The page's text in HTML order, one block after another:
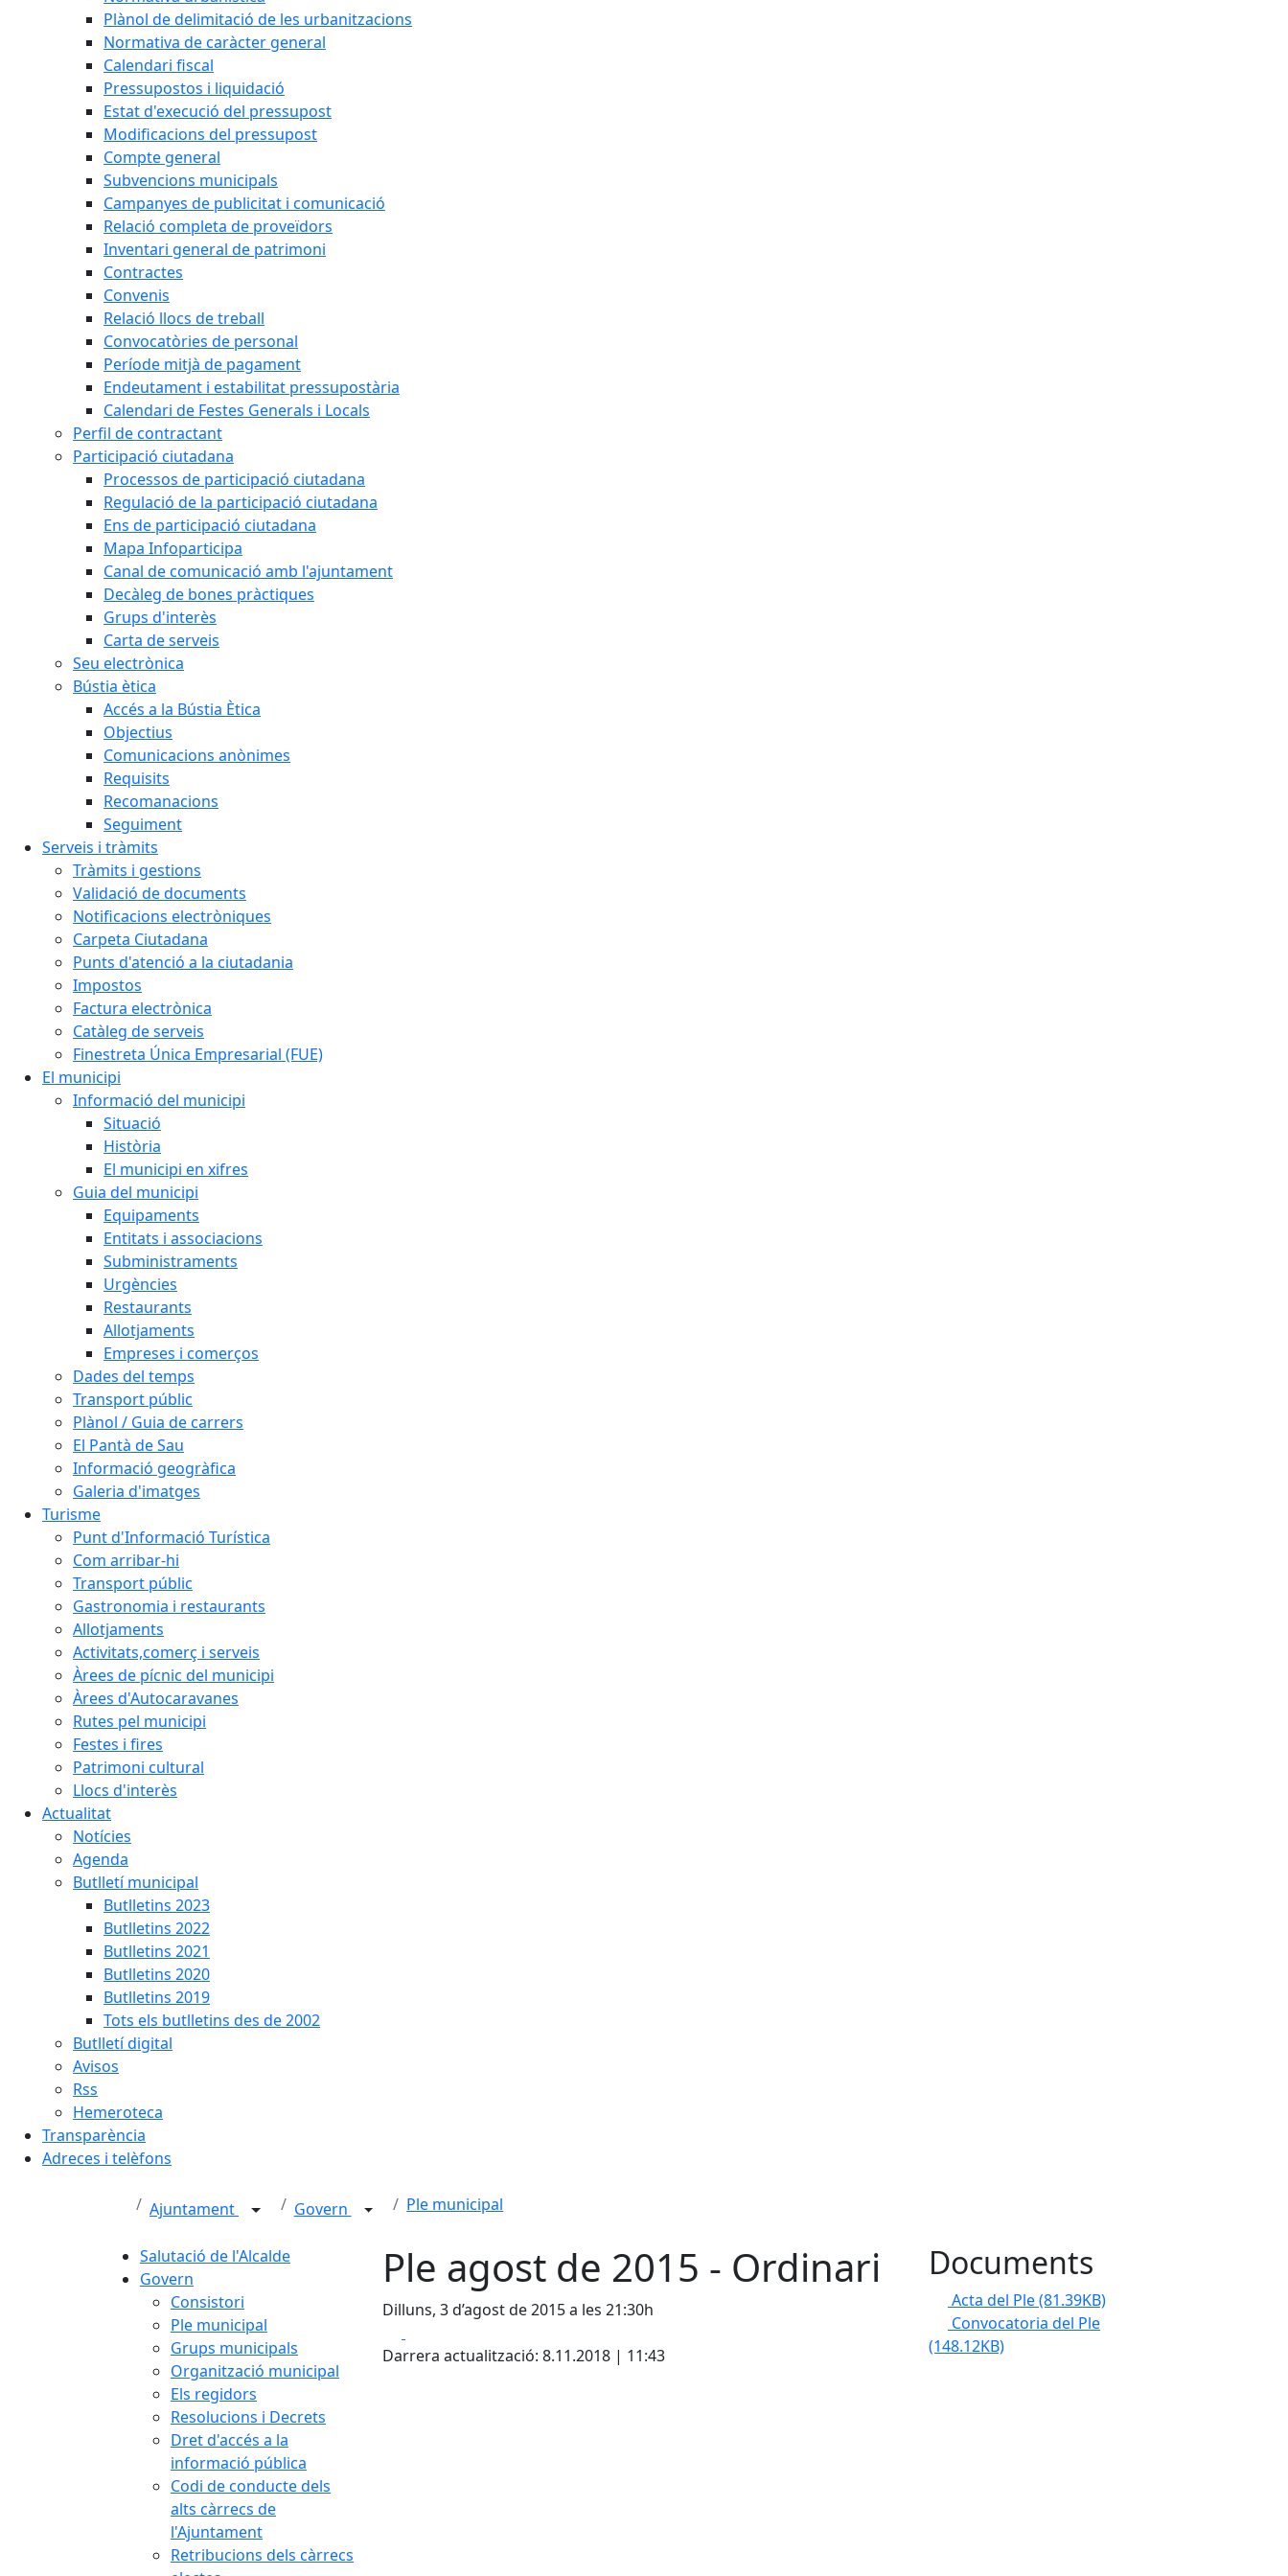
Plànol de delimitació de les urbanitzacions
Normativa de caràcter general
Calendari fiscal
Pressupostos i liquidació
Estat d'execució del pressupost
Modificacions del pressupost
Compte general
Subvencions municipals
Campanyes de publicitat i comunicació
Relació completa de proveïdors
Inventari general de patrimoni
Contractes
Convenis
Relació llocs de treball
Convocatòries de personal
Període mitjà de pagament
Endeutament i estabilitat pressupostària
Calendari de Festes Generals i Locals
Perfil de contractant
Participació ciutadana
Processos de participació ciutadana
Regulació de la participació ciutadana
Ens de participació ciutadana
Mapa Infoparticipa
Canal de comunicació amb l'ajuntament
Decàleg de bones pràctiques
Grups d'interès
Carta de serveis
Seu electrònica
Bústia ètica
Accés a la Bústia Ètica
Objectius
Comunicacions anònimes
Requisits
Recomanacions
Seguiment
Serveis i tràmits
Tràmits i gestions
Validació de documents
Notificacions electròniques
Carpeta Ciutadana
Punts d'atenció a la ciutadania
Impostos
Factura electrònica
Catàleg de serveis
Finestreta Única Empresarial (FUE)
El municipi
Informació del municipi
Situació
Història
El municipi en xifres
Guia del municipi
Equipaments
Entitats i associacions
Subministraments
Urgències
Restaurants
Allotjaments
Empreses i comerços
Dades del temps
Transport públic
Plànol / Guia de carrers
El Pantà de Sau
Informació geogràfica
Galeria d'imatges
Turisme
Punt d'Informació Turística
Com arribar-hi
Transport públic
Gastronomia i restaurants
Allotjaments
Activitats,comerç i serveis
Àrees de pícnic del municipi
Àrees d'Autocaravanes
Rutes pel municipi
Festes i fires
Patrimoni cultural
Llocs d'interès
Actualitat
Notícies
Agenda
Butlletí municipal
Butlletins 2023
Butlletins 2022
Butlletins 2021
Butlletins 2020
Butlletins 2019
Tots els butlletins des de 2002
Butlletí digital
Avisos
Rss
Hemeroteca
Transparència
Adreces i telèfons
Ajuntament Govern Ple municipal
Salutació de l'Alcalde
Govern
Consistori
Ple municipal
Grups municipals
Organització municipal
Els regidors
Resolucions i Decrets
Dret d'accés a la
informació pública
Codi de conducte dels
alts càrrecs de
l'Ajuntament
Retribucions dels càrrecs
Ple agost de 2015 - Ordinari
Dilluns, 3 d’agost de 2015 a les 21:30h
Darrera actualització: 8.11.2018 | 11:43
Documents
Acta del Ple(81.39KB)
Convocatoria del Ple
(148.12KB)